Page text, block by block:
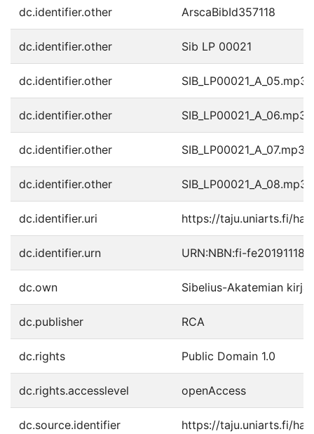
dc.identifier.other ArscaBibId357118
dc.identifier.other Sib LP 00021
dc.identifier.other SIB_LP00021_A_05.mp3
dc.identifier.other SIB_LP00021_A_06.mp3
dc.identifier.other SIB_LP00021_A_07.mp3
dc.identifier.other SIB_LP00021_A_08.mp3
dc.identifier.uri https://taju.uniarts.fi/
dc.identifier.urn URN:NBN:fi-
dc.own Sibelius-Akatemian
dc.publisher RCA
dc.rights Public Domain 1.0
dc.rights.accesslevel openAccess
dc.source.identifier https://taju.uniarts.fi/